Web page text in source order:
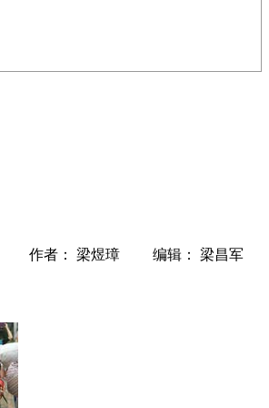
作者： 梁煜璋 编辑： 梁昌军